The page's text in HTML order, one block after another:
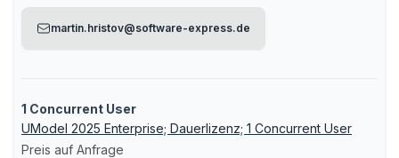
martin.hristov@software-express.de
1 Concurrent User
UModel 2025 Enterprise; Dauerlizenz; 1 Concurrent User
Preis auf Anfrage